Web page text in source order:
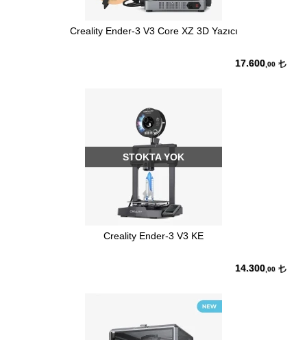
Creality Ender-3 V3 Core XZ 3D Yazıcı
17.600 ,00
STOKTA YOK
Creality Ender-3 V3 KE
14.300 ,00